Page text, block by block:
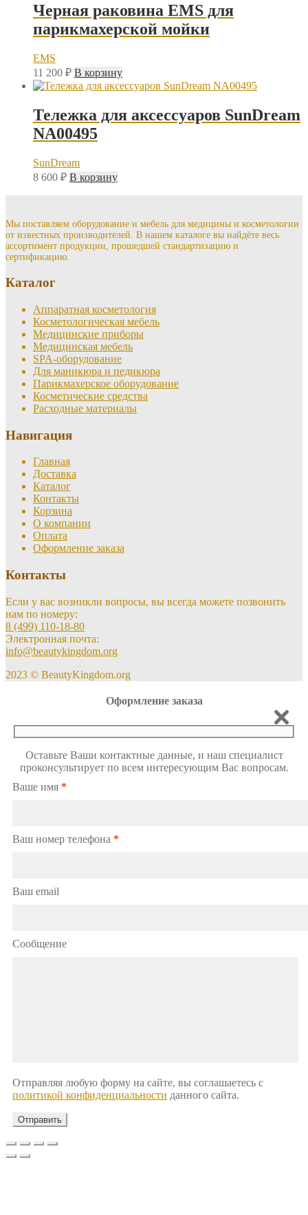
Черная раковина EMS для
парикмахерской мойки
EMS
11 200 ₽ В корзину
Тележка для аксессуаров SunDream
NA00495
SunDream
8 600 ₽ В корзину
Мы поставляем оборудование и мебель для медицины и косметологии
от известных производителей. В нашем каталоге вы найдёте весь
ассортимент продукции, прошедшей стандартизацию и
сертификацию.
Каталог
Аппаратная косметология
Косметологическая мебель
Медицинские приборы
Медицинская мебель
SPA-оборудование
Для маникюра и педикюра
Парикмахерское оборудование
Косметические средства
Расходные материалы
Навигация
Главная
Доставка
Каталог
Контакты
Корзина
О компании
Оплата
Оформление заказа
Контакты
Если у вас возникли вопросы, вы всегда можете позвонить
нам по номеру:
8 (499) 110-18-80
Электронная почта:
info@beautykingdom.org
2023 © BeautyKingdom.org
Оформление заказа
Оставьте Ваши контактные данные, и наш специалист
проконсультирует по всем интересующим Вас вопросам.
Ваше имя *
Ваш номер телефона *
Ваш email
Сообщение
Отправляя любую форму на сайте, вы соглашаетесь с
политикой конфиденциальности данного сайта.